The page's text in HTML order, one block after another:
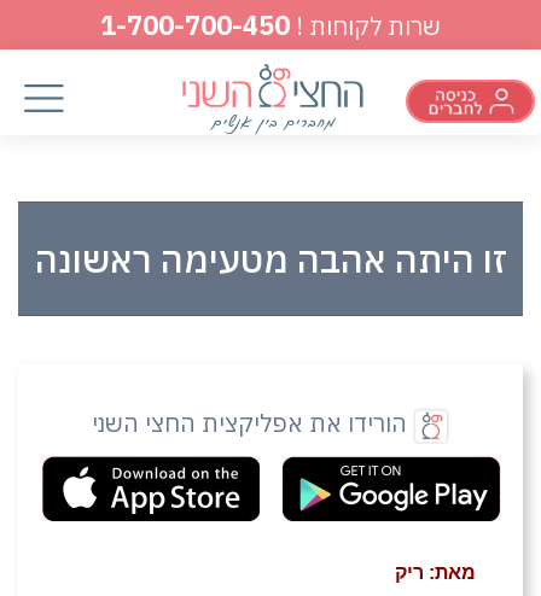
שרות לקוחות ! 1-700-700-450
זו היתה אהבה מטעימה ראשונה
הורידו את אפליקצית החצי השני
מאת: ריק